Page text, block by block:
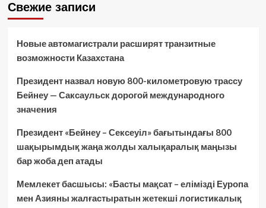
Свежие записи
Новые автомагистрали расширят транзитные
возможности Казахстана
Президент назвал новую 800-километровую трассу
Бейнеу — Саксаульск дорогой международного
значения
Президент «Бейнеу – Сексеуіл» бағытындағы 800
шақырымдық жаңа жолды халықаралық маңызы
бар жоба деп атады
Мемлекет басшысы: «Басты мақсат – елімізді Еуропа
мен Азияны жалғастыратын жетекші логистикалық